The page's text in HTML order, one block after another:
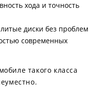
хода и точность
диски без проблем
современных
такого класса